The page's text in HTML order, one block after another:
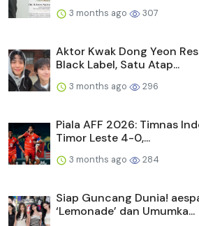
3 months ago 307
Aktor Kwak Dong Yeon
Black Label, Satu Atap...
3 months ago 296
Piala AFF 2026: Timnas
Timor Leste 4-0,...
3 months ago 284
Siap Guncang Dunia!
‘Lemonade’ dan Umumka...